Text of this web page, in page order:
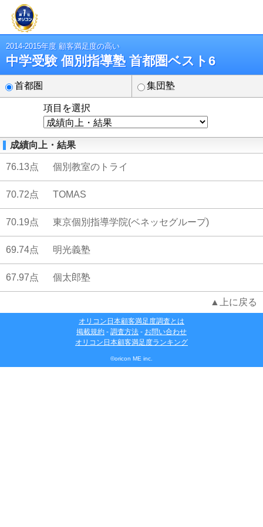
2014-2015年度 顧客満足度の高い
中学受験 個別指導塾 首都圏ベスト6
首都圏 集団塾
項目を選択
成績向上・結果
76.13点 個別教室のトライ
70.72点 TOMAS
70.19点 東京個別指導学院(ベネッセグループ)
69.74点 明光義塾
67.97点 個太郎塾
▲上に戻る
オリコン日本顧客満足度調査とは
掲載規約 - 調査方法 - お問い合わせ
オリコン日本顧客満足度ランキング
©oricon ME inc.